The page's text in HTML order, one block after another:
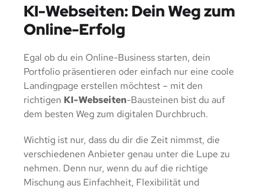
KI-Webseiten: Dein Weg zum
Online-Erfolg
Egal ob du ein Online-Business starten, dein
Portfolio präsentieren oder einfach nur eine coole
Landingpage erstellen möchtest – mit den
richtigen KI-Webseiten-Bausteinen bist du auf
dem besten Weg zum digitalen Durchbruch.
Wichtig ist nur, dass du dir die Zeit nimmst, die
verschiedenen Anbieter genau unter die Lupe zu
nehmen. Denn nur, wenn du auf die richtige
Mischung aus Einfachheit, Flexibilität und